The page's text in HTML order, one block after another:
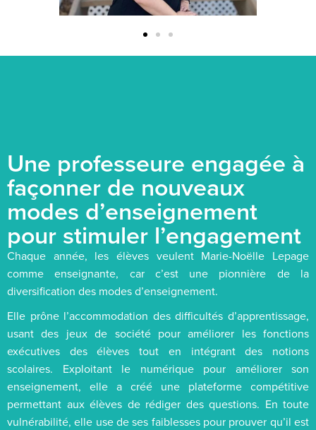
Une professeure engagée à
façonner de nouveaux
modes d’enseignement
pour stimuler l’engagement
Chaque année, les élèves veulent Marie-Noëlle Lepage
comme enseignante, car c’est une pionnière de la
diversification des modes d’enseignement.
Elle prône l’accommodation des difficultés d’apprentissage,
usant des jeux de société pour améliorer les fonctions
exécutives des élèves tout en intégrant des notions
scolaires. Exploitant le numérique pour améliorer son
enseignement, elle a créé une plateforme compétitive
permettant aux élèves de rédiger des questions. En toute
vulnérabilité, elle use de ses faiblesses pour prouver qu’il est